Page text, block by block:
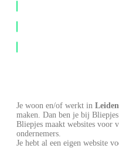
Je woon en/of werkt in Leiden
maken. Dan ben je bij
Bliepjes maakt websites voor
ondernemers.
Je hebt al een eigen website